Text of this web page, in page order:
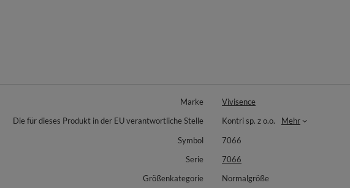
Marke
Vivisence
Die für dieses Produkt in der EU verantwortliche Stelle
Kontri sp. z o.o.
Mehr
Symbol
7066
Serie
7066
Größenkategorie
Normalgröße